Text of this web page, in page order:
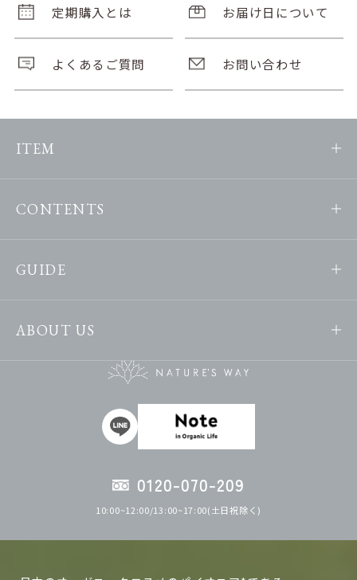
定期購入とは お届け日について
よくあるご質問 お問い合わせ
ITEM
CONTENTS
GUIDE
ABOUT US
0120-070-209
10:00~12:00/13:00~17:00(土日祝除く)